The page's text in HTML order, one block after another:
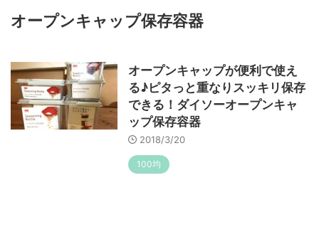
オープンキャップ保存容器
オープンキャップが便利で使え
る♪ピタっと重なりスッキリ保存
できる！ダイソーオープンキャ
ップ保存容器
2018/3/20
100均